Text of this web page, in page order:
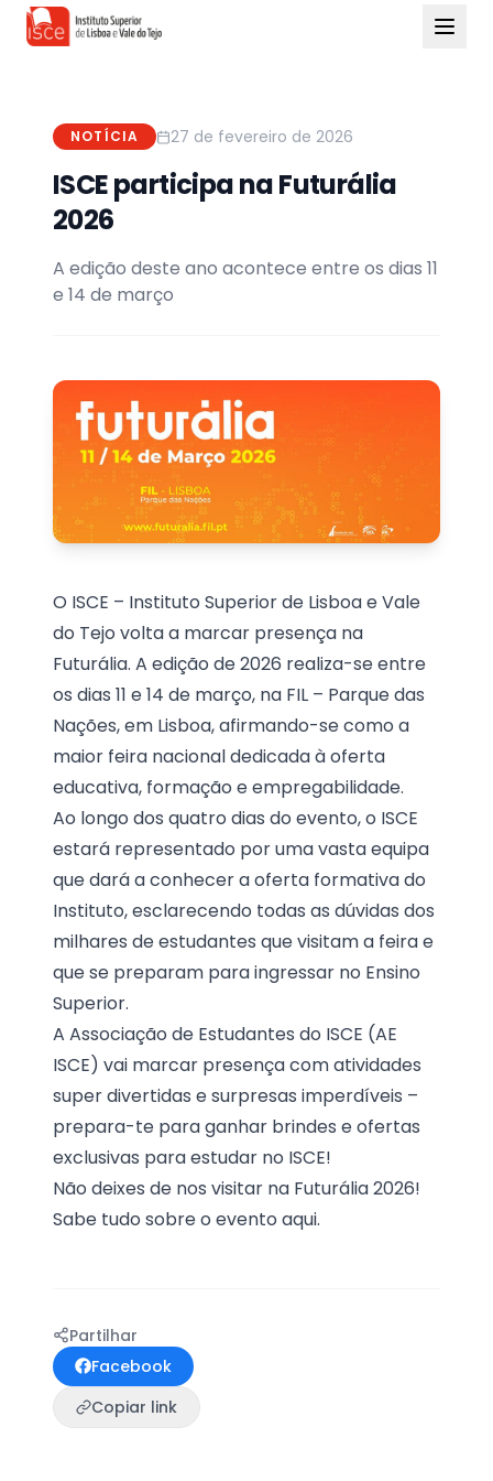
NOTÍCIA 27 de fevereiro de 2026
ISCE participa na Futurália
2026
A edição deste ano acontece entre os dias 11
e 14 de março
O ISCE – Instituto Superior de Lisboa e Vale
do Tejo volta a marcar presença na
Futurália. A edição de 2026 realiza-se entre
os dias 11 e 14 de março, na FIL – Parque das
Nações, em Lisboa, afirmando-se como a
maior feira nacional dedicada à oferta
educativa, formação e empregabilidade.
Ao longo dos quatro dias do evento, o ISCE
estará representado por uma vasta equipa
que dará a conhecer a oferta formativa do
Instituto, esclarecendo todas as dúvidas dos
milhares de estudantes que visitam a feira e
que se preparam para ingressar no Ensino
Superior.
A Associação de Estudantes do ISCE (AE
ISCE) vai marcar presença com atividades
super divertidas e surpresas imperdíveis –
prepara-te para ganhar brindes e ofertas
exclusivas para estudar no ISCE!
Não deixes de nos visitar na Futurália 2026!
Sabe tudo sobre o evento aqui.
Partilhar
Facebook
Copiar link